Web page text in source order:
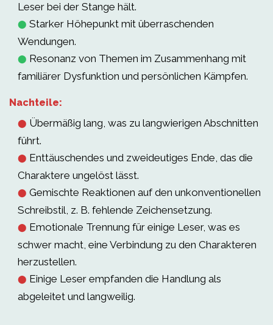
Leser bei der Stange hält.
⬤ Starker Höhepunkt mit überraschenden
Wendungen.
⬤ Resonanz von Themen im Zusammenhang mit
familiärer Dysfunktion und persönlichen Kämpfen.
Nachteile:
⬤ Übermäßig lang, was zu langwierigen Abschnitten
führt.
⬤ Enttäuschendes und zweideutiges Ende, das die
Charaktere ungelöst lässt.
⬤ Gemischte Reaktionen auf den unkonventionellen
Schreibstil, z. B. fehlende Zeichensetzung.
⬤ Emotionale Trennung für einige Leser, was es
schwer macht, eine Verbindung zu den Charakteren
herzustellen.
⬤ Einige Leser empfanden die Handlung als
abgeleitet und langweilig.